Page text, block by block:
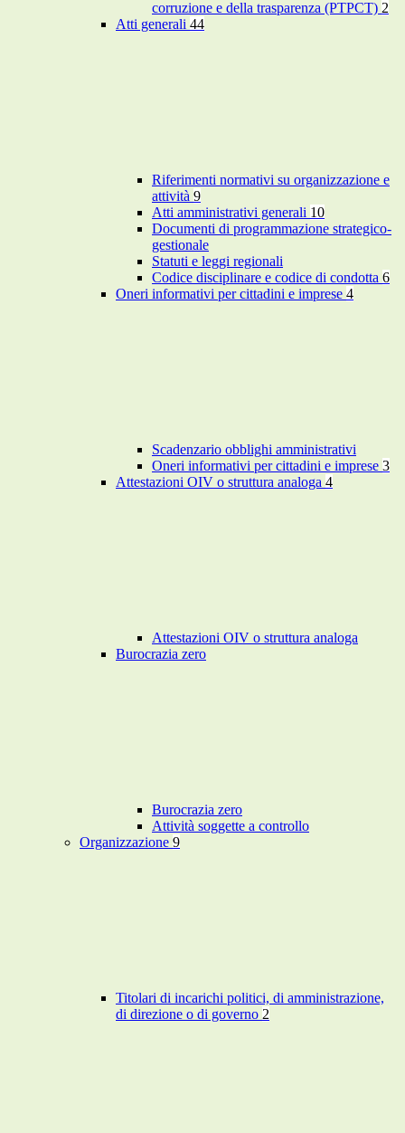
corruzione e della trasparenza (PTPCT) 2
Atti generali 44
Riferimenti normativi su organizzazione e
attività 9
Atti amministrativi generali 10
Documenti di programmazione strategico-
gestionale
Statuti e leggi regionali
Codice disciplinare e codice di condotta 6
Oneri informativi per cittadini e imprese 4
Scadenzario obblighi amministrativi
Oneri informativi per cittadini e imprese 3
Attestazioni OIV o struttura analoga 4
Attestazioni OIV o struttura analoga
Burocrazia zero
Burocrazia zero
Attività soggette a controllo
Organizzazione 9
Titolari di incarichi politici, di amministrazione,
di direzione o di governo 2